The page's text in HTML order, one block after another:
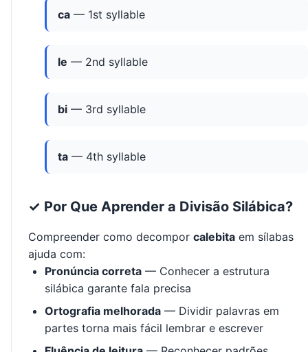
ca — 1st syllable
le — 2nd syllable
bi — 3rd syllable
ta — 4th syllable
✓ Por Que Aprender a Divisão Silábica?
Compreender como decompor calebita em sílabas
ajuda com:
Pronúncia correta — Conhecer a estrutura
silábica garante fala precisa
Ortografia melhorada — Dividir palavras em
partes torna mais fácil lembrar e escrever